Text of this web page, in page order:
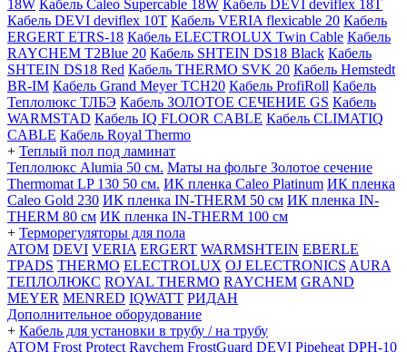
18W Кабель Caleo Supercable 18W Кабель DEVI deviflex 18T
Кабель DEVI deviflex 10T Кабель VERIA flexicable 20 Кабель
ERGERT ETRS-18 Кабель ELECTROLUX Twin Cable Кабель
RAYCHEM T2Blue 20 Кабель SHTEIN DS18 Black Кабель
SHTEIN DS18 Red Кабель THERMO SVK 20 Кабель Hemstedt
BR-IM Кабель Grand Meyer TCH20 Кабель ProfiRoll Кабель
Теплолюкс ТЛБЭ Кабель ЗОЛОТОЕ СЕЧЕНИЕ GS Кабель
WARMSTAD Кабель IQ FLOOR CABLE Кабель CLIMATIQ
CABLE Кабель Royal Thermo
+ Теплый пол под ламинат
Теплолюкс Alumia 50 см. Маты на фольге Золотое сечение
Thermomat LP 130 50 cм. ИК пленка Caleo Platinum ИК пленка
Caleo Gold 230 ИК пленка IN-THERM 50 см ИК пленка IN-
THERM 80 см ИК пленка IN-THERM 100 см
+ Терморегуляторы для пола
ATOM DEVI VERIA ERGERT WARMSHTEIN EBERLE
TPADS THERMO ELECTROLUX OJ ELECTRONICS AURA
ТЕПЛОЛЮКС ROYAL THERMO RAYCHEM GRAND
MEYER MENRED IQWATT РИДАН
Дополнительное оборудование
+ Кабель для установки в трубу / на трубу
ATOM Frost Protect Raychem FrostGuard DEVI Pipeheat DPH-10